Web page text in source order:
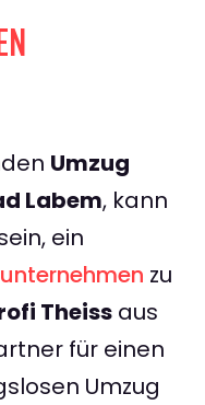
Umzug
Labem, kann
ein
zu
Theiss aus
für einen
Umzug